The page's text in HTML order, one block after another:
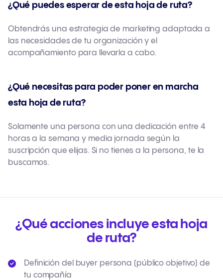
¿Qué puedes esperar de esta hoja de ruta?
Obtendrás una estrategia de marketing adaptada a
las necesidades de tu organización y el
acompañamiento para llevarla a cabo.
¿Qué necesitas para poder poner en marcha
esta hoja de ruta?
Solamente una persona con una dedicación entre 4
horas a la semana y media jornada según la
suscripción que elijas. Si no tienes a la persona, te la
buscamos.
¿Qué acciones incluye esta hoja
de ruta?
Definición del buyer persona (público objetivo) de
tu compañía